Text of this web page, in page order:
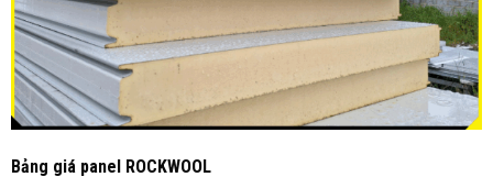
Bảng giá panel ROCKWOOL